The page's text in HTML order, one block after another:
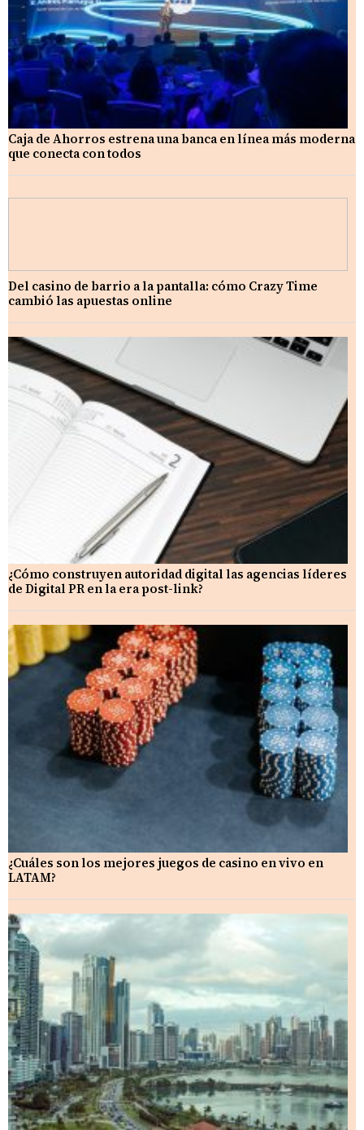
Caja de Ahorros estrena una banca en línea más moderna
que conecta con todos
Del casino de barrio a la pantalla: cómo Crazy Time
cambió las apuestas online
¿Cómo construyen autoridad digital las agencias líderes
de Digital PR en la era post-link?
¿Cuáles son los mejores juegos de casino en vivo en
LATAM?